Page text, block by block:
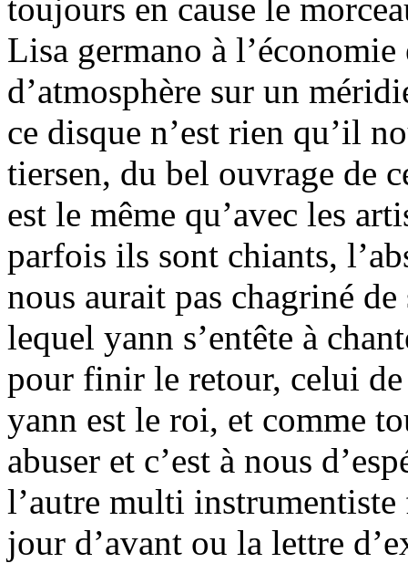
toujours en cause le
Lisa germano à
d’atmosphère sur un
ce disque n’est rien qu’il
tiersen, du bel ouvrage de
est le même qu’avec les
parfois ils sont chiants,
nous aurait pas chagriné
lequel yann s’entête à
pour finir le retour, celui
yann est le roi, et comme
abuser et c’est à nous
l’autre multi instrumentiste
jour d’avant ou la lettre